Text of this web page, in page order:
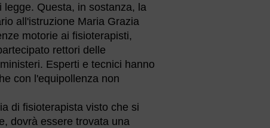
Questa, in sostanza, la
all'istruzione Maria Grazia
motorie ai fisioterapisti,
rettori delle
Esperti e tecnici hanno
con l'equipollenza non
di fisioterapista visto che si
dovrà essere trovata una